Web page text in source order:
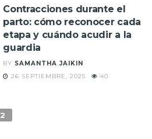
Contracciones durante el
parto: cómo reconocer cada
etapa y cuándo acudir a la
guardia
BY SAMANTHA JAIKIN
26 SEPTIEMBRE, 2025
40
2